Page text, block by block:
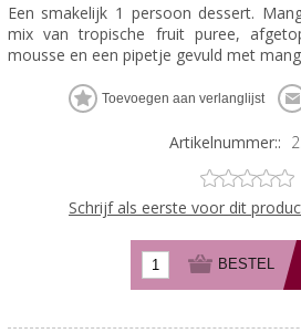
Een smakelijk 1 persoon dessert.
mix van tropische fruit puree,
mousse en een pipetje gevuld met
Artikelnummer::
Schrijf als eerste voor dit